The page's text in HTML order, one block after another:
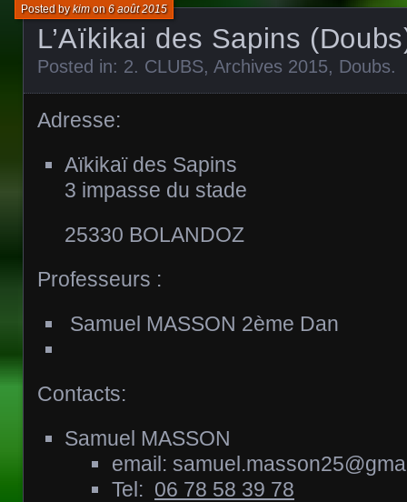
L’Aïkikai des Sapins
Posted bykimon6 août 2015
Posted in: 2. CLUBS, Archives 2015, Doubs.
Adresse:
Aïkikaï des Sapins
3 impasse du stade
25330 BOLANDOZ
Professeurs :
Samuel MASSON 2ème Dan
Contacts:
Samuel MASSON
email:
Tel: 06 78 58 39 78